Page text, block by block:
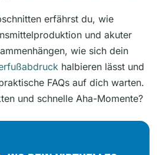
erfährst du, wie
und akuter
wie sich dein
halbieren lässt und
FAQs auf dich warten.
und schnelle Aha-Momente?